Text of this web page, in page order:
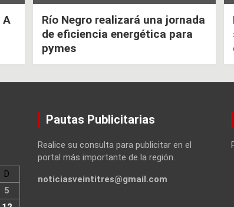
A
Río Negro realizará una jornada
de eficiencia energética para
pymes
D
5
Pautas Publicitarias
Realice su consulta para publicitar en el
portal más importante de la región.
noticiasveintitres@gmail.com